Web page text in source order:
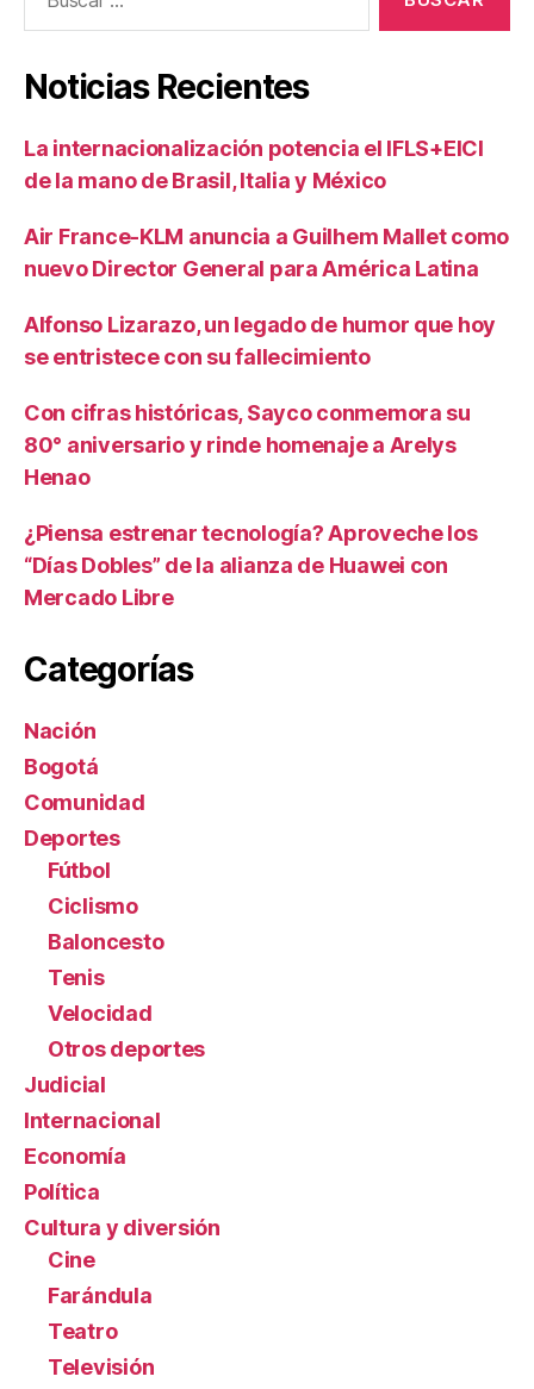
Noticias Recientes
La internacionalización potencia el IFLS+EICI
de la mano de Brasil, Italia y México
Air France-KLM anuncia a Guilhem Mallet como
nuevo Director General para América Latina
Alfonso Lizarazo, un legado de humor que hoy
se entristece con su fallecimiento
Con cifras históricas, Sayco conmemora su
80° aniversario y rinde homenaje a Arelys
Henao
¿Piensa estrenar tecnología? Aproveche los
“Días Dobles” de la alianza de Huawei con
Mercado Libre
Categorías
Nación
Bogotá
Comunidad
Deportes
Fútbol
Ciclismo
Baloncesto
Tenis
Velocidad
Otros deportes
Judicial
Internacional
Economía
Política
Cultura y diversión
Cine
Farándula
Teatro
Televisión